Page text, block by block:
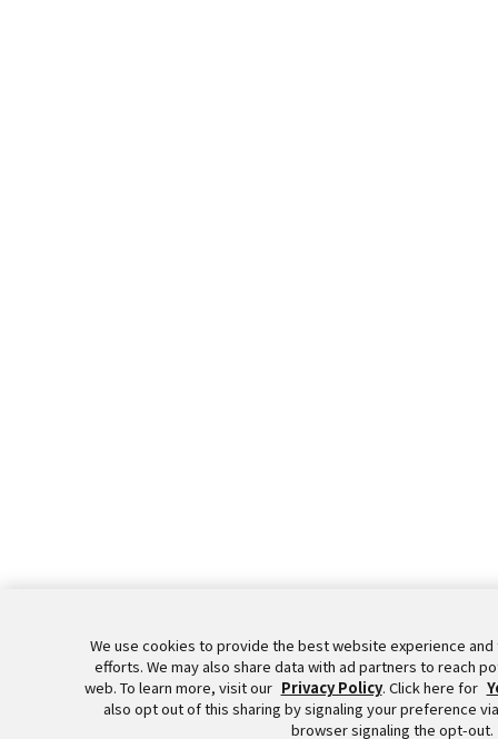
We use cookies to provide the best website experience
efforts. We may also share data with ad partners to reach
web. To learn more, visit our Privacy Policy. Click here for
also opt out of this sharing by signaling your preference
browser signaling the opt-out.